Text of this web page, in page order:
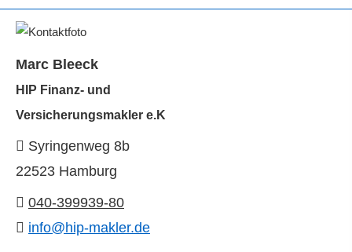
Marc Bleeck
HIP Finanz- und
Ver­sicherungs­makler e.K
Syringenweg 8b
22523 Hamburg
040-399939-80
info@hip-makler.de